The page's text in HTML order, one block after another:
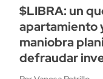
$LIBRA: un
apartamiento
maniobra
defraudar